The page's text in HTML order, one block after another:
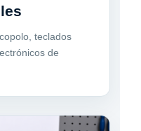
teclados
de